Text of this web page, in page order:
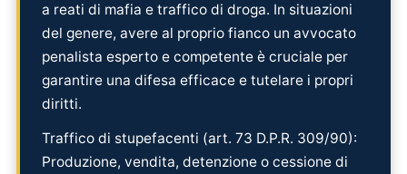
a reati di mafia e traffico di droga. In situazioni
del genere, avere al proprio fianco un avvocato
penalista esperto e competente è cruciale per
garantire una difesa efficace e tutelare i propri
diritti.
Traffico di stupefacenti (art. 73 D.P.R. 309/90):
Produzione, vendita, detenzione o cessione di